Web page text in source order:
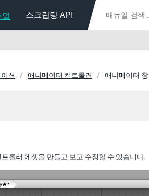
얼 스크립팅 API
션 애니메이터 컨트롤러 애니메이터 창
롤러 에셋을 만들고 보고 수정할 수 있습니다.